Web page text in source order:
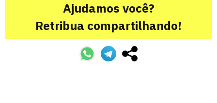
Ajudamos você?
Retribua compartilhando!